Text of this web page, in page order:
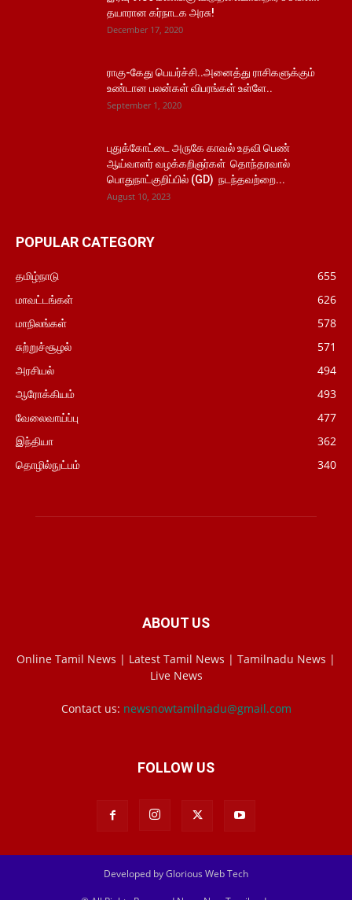
தயாரான கர்நாடக அரசு!
December 17, 2020
ராகு-கேது பெயர்ச்சி..அனைத்து ராசிகளுக்கும்
உண்டான பலன்கள் விபரங்கள் உள்ளே..
September 1, 2020
புதுக்கோட்டை அருகே காவல் உதவி பெண்
ஆய்வாளர் வழக்கறிஞர்கள் தொந்தரவால்
பொதுநாட்குறிப்பில் (GD) நடந்தவற்றை...
August 10, 2023
POPULAR CATEGORY
தமிழ்நாடு
655
மாவட்டங்கள்
626
மாநிலங்கள்
578
சுற்றுச்சூழல்
571
அரசியல்
494
ஆரோக்கியம்
493
வேலைவாய்ப்பு
477
இந்தியா
362
தொழில்நுட்பம்
340
ABOUT US
Online Tamil News | Latest Tamil News | Tamilnadu News |
Live News
Contact us: newsnowtamilnadu@gmail.com
FOLLOW US
Developed by Glorious Web Tech